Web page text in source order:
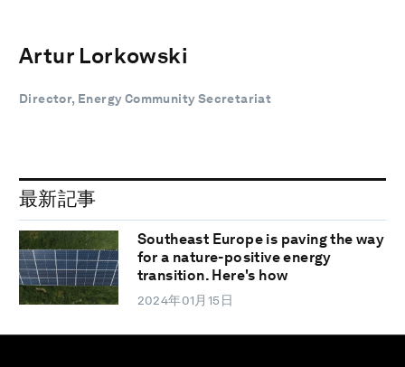
Artur Lorkowski
Director, Energy Community Secretariat
最新記事
Southeast Europe is paving the way
for a nature-positive energy
transition. Here's how
2024年01月15日